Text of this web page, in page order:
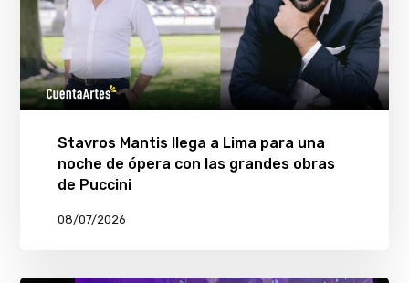
Stavros Mantis llega a Lima para una
noche de ópera con las grandes obras
de Puccini
08/07/2026